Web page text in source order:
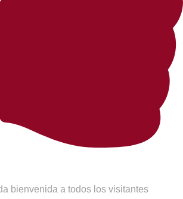
bienvenida a todos los visitantes